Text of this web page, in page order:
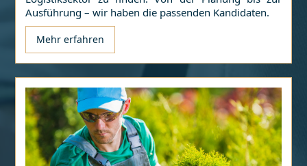
Ausführung – wir haben die passenden Kandidaten.
Mehr erfahren